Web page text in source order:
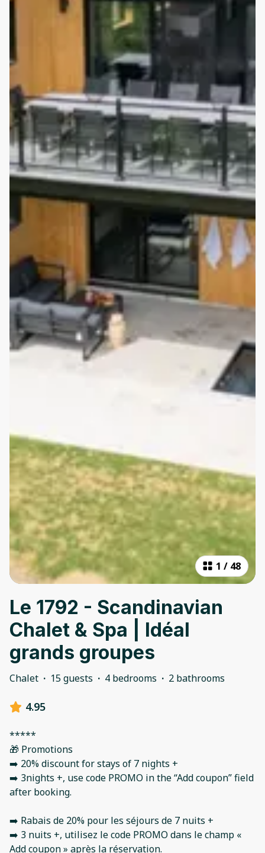
1 / 48
Le 1792 - Scandinavian
Chalet & Spa | Idéal
grands groupes
Chalet · 15 guests · 4 bedrooms · 2 bathrooms
4.95
*****
🎁 Promotions
➡️ 20% discount for stays of 7 nights +
➡️ 3nights +, use code PROMO in the “Add coupon” field
after booking.
➡️ Rabais de 20% pour les séjours de 7 nuits +
➡️ 3 nuits +, utilisez le code PROMO dans le champ «
Add coupon » après la réservation.